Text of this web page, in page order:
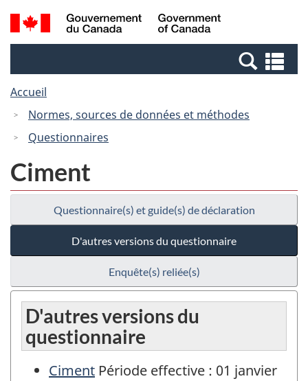
Passer
au
Passer
à
Canada
Recherche
et
et
Accueil
Normes, sources de données et méthodes
Questionnaires
Ciment
Questionnaire(s) et guide(s) de déclaration
D'autres versions du questionnaire
Enquête(s) reliée(s)
D'autres versions du
questionnaire
Ciment Période effective : 01 janvier